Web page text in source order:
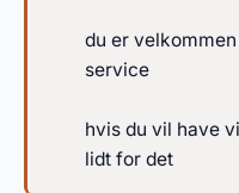
du er
service
hvis du vil have
lidt for det